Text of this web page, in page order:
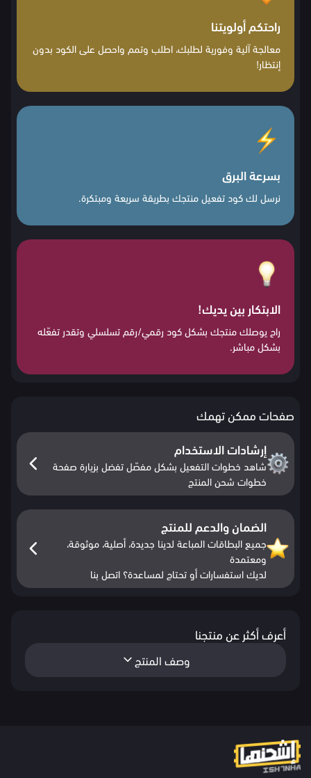
راحتكم أولويتنا
معالجة آلية وفورية لطلبك، اطلب وتمم واحصل على الكود بدون
إنتظار!
بسرعة البرق
نرسل لك كود تفعيل منتجك بطريقة سريعة ومبتكرة.
الابتكار بين يديك!
راح يوصلك منتجك بشكل كود رقمي/رقم تسلسلي وتقدر تفعّله
بشكل مباشر.
صفحات ممكن تهمك
إرشادات الاستخدام
شاهد خطوات التفعيل بشكل مفصّل تفضل بزيارة صفحة
خطوات شحن المنتج
الضمان والدعم للمنتج
جميع البطاقات المباعة لدينا جديدة، أصلية، موثوقة،
ومعتمدة
لديك استفسارات أو تحتاج لمساعدة؟ اتصل بنا
أعرف أكثر عن منتجنا
وصف المنتج